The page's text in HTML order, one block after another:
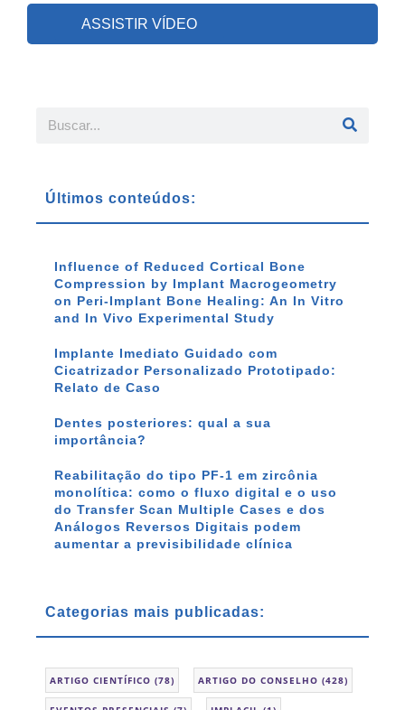
ASSISTIR VÍDEO
Últimos conteúdos:
Influence of Reduced Cortical Bone
Compression by Implant Macrogeometry
on Peri-Implant Bone Healing: An In Vitro
and In Vivo Experimental Study
Implante Imediato Guidado com
Cicatrizador Personalizado Prototipado:
Relato de Caso
Dentes posteriores: qual a sua
importância?
Reabilitação do tipo PF-1 em zircônia
monolítica: como o fluxo digital e o uso
do Transfer Scan Multiple Cases e dos
Análogos Reversos Digitais podem
aumentar a previsibilidade clínica
Categorias mais publicadas:
ARTIGO CIENTÍFICO (78) ARTIGO DO CONSELHO (428)